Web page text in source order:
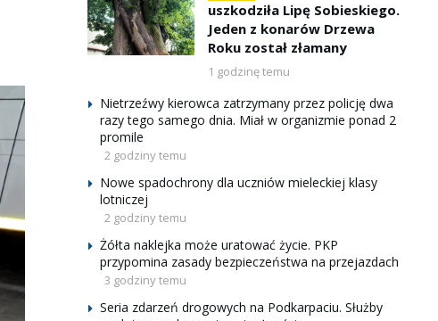
uszkodziła Lipę Sobieskiego.
Jeden z konarów Drzewa
Roku został złamany
1 godzinę temu
Nietrzeźwy kierowca zatrzymany przez policję dwa
razy tego samego dnia. Miał w organizmie ponad 2
promile
2 godziny temu
Nowe spadochrony dla uczniów mieleckiej klasy
lotniczej
2 godziny temu
Żółta naklejka może uratować życie. PKP
przypomina zasady bezpieczeństwa na przejazdach
3 godziny temu
Seria zdarzeń drogowych na Podkarpaciu. Służby